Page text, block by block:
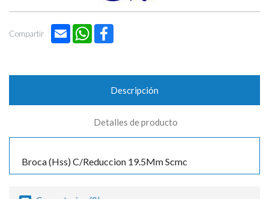
Compartir Email WhatsApp
Descripción
Detalles de producto
Broca (Hss) C/Reduccion 19.5Mm Scmc